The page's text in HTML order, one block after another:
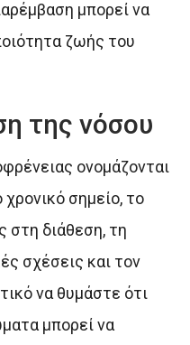
μπορεί να
ζωής του
της νόσου
ονομάζονται
σημείο, το
στη διάθεση, τη
σχέσεις και τον
να θυμάστε ότι
μπορεί να